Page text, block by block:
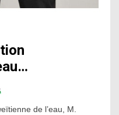
de l’eau, M.